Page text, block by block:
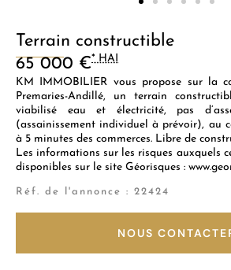
Terrain constructible
65 000 €* HAI
KM IMMOBILIER vous propose sur la
Premaries-Andillé, un terrain
viabilisé eau et électricité, pas
(assainissement individuel à prévoir), au
à 5 minutes des commerces. Libre de
Les informations sur les risques auxquels
disponibles sur le site Géorisques :
Réf. de l'annonce : 22424
NOUS